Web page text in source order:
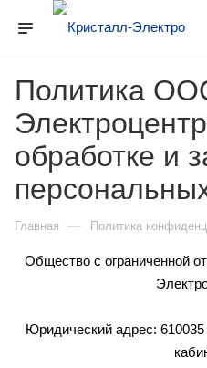
Политика
обработке и
Главная — Политика
Общество с ограниченной
Юридический адрес: